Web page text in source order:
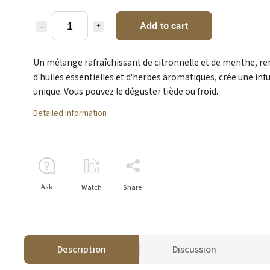
Add to cart
Un mélange rafraîchissant de citronnelle et de menthe,
d'huiles essentielles et d'herbes aromatiques, crée une
unique. Vous pouvez le déguster tiède ou froid.
Detailed information
Ask Watch Share
Description Discussion